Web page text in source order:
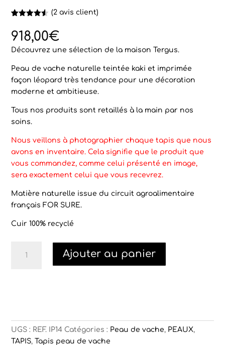
sur 5
basé sur
notations
client
(2 avis client)
918,00€
Découvrez une sélection de la maison Tergus.
Peau de vache naturelle teintée kaki et imprimée
façon léopard très tendance pour une décoration
moderne et ambitieuse.
Tous nos produits sont retaillés à la main par nos
soins.
Nous veillons à photographier chaque tapis que nous
avons en inventaire. Cela signifie que le produit que
vous commandez, comme celui présenté en image,
sera exactement celui que vous recevrez.
Matière naturelle issue du circuit agroalimentaire
français FOR SURE.
Cuir 100% recyclé
Ajouter au panier
UGS : REF. IP14 Catégories : Peau de vache, PEAUX,
TAPIS, Tapis peau de vache